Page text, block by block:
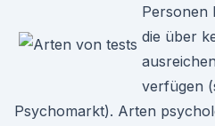
Personen
die über
verfügen
Psychomarkt). Arten